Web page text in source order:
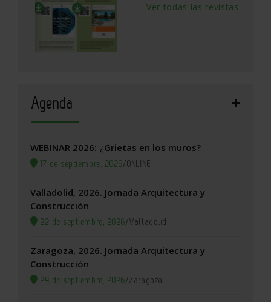
Ver todas las revistas
Agenda
WEBINAR 2026: ¿Grietas en los muros?
17 de septiembre, 2026/ONLINE
Valladolid, 2026. Jornada Arquitectura y
Construcción
22 de septiembre, 2026/Valladolid
Zaragoza, 2026. Jornada Arquitectura y
Construcción
24 de septiembre, 2026/Zaragoza